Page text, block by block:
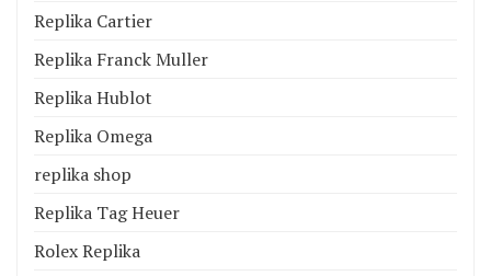
Replika Cartier
Replika Franck Muller
Replika Hublot
Replika Omega
replika shop
Replika Tag Heuer
Rolex Replika